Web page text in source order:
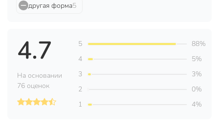
Объем, мл
Страна производства
Россия
Коллекция
Sea brim Saphir
Можно мыть в посудомоечной
посудомоечной
другая форма5
4.7
На основании
76 оценок
5
88%
4
5%
3
3%
2
0%
1
4%